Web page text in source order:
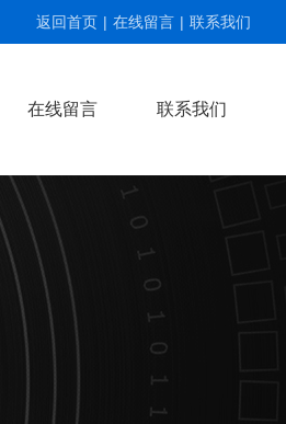
返回首页 | 在线留言 | 联系我们
在线留言 联系我们